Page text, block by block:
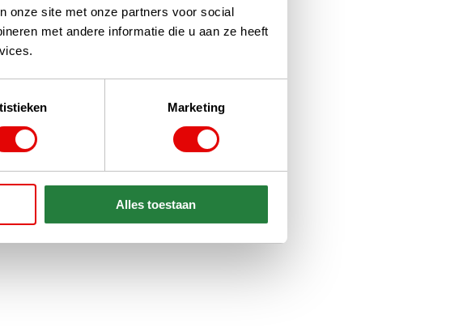
onze site met onze partners voor social
met andere informatie die u aan ze heeft
Marketing
Alles toestaan